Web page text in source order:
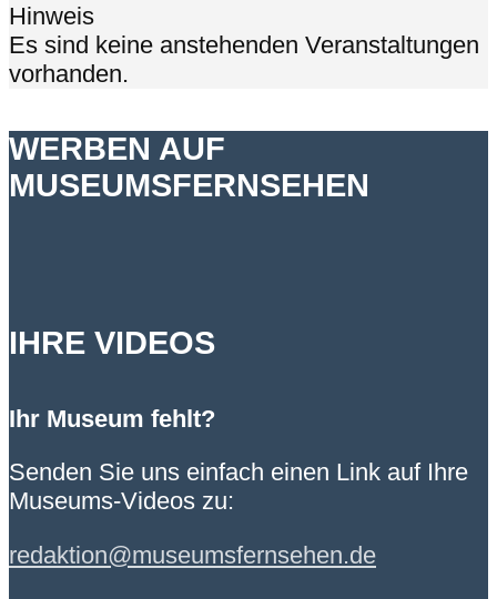
Hinweis
Es sind keine anstehenden Veranstaltungen
vorhanden.
WERBEN AUF
MUSEUMSFERNSEHEN
IHRE VIDEOS
Ihr Museum fehlt?
Senden Sie uns einfach einen Link auf Ihre
Museums-Videos zu:
redaktion@museumsfernsehen.de